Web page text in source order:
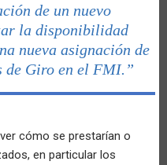
de un nuevo
la disponibilidad
nueva asignación de
de Giro en el FMI.”
cómo se prestarían o
en particular los